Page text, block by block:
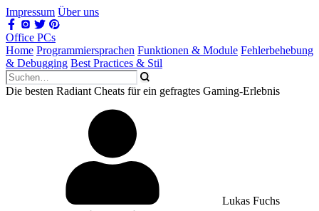
Impressum Über uns
Office PCs
Home Programmiersprachen Funktionen & Module Fehlerbehebung
& Debugging Best Practices & Stil
Die besten Radiant Cheats für ein gefragtes Gaming-Erlebnis
Lukas Fuchs